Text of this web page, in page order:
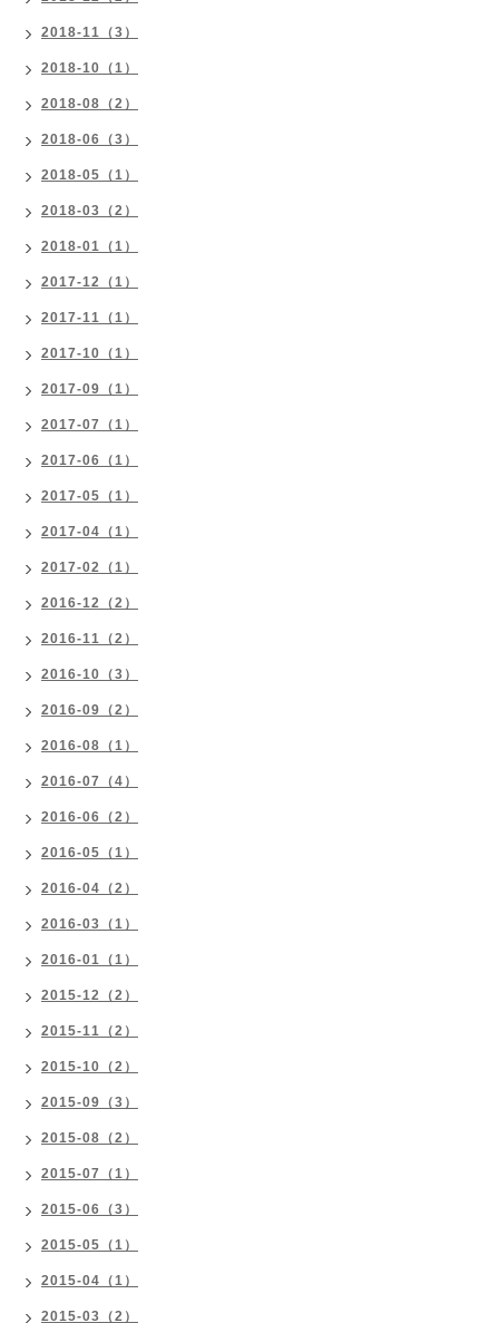
2018-11（3）
2018-10（1）
2018-08（2）
2018-06（3）
2018-05（1）
2018-03（2）
2018-01（1）
2017-12（1）
2017-11（1）
2017-10（1）
2017-09（1）
2017-07（1）
2017-06（1）
2017-05（1）
2017-04（1）
2017-02（1）
2016-12（2）
2016-11（2）
2016-10（3）
2016-09（2）
2016-08（1）
2016-07（4）
2016-06（2）
2016-05（1）
2016-04（2）
2016-03（1）
2016-01（1）
2015-12（2）
2015-11（2）
2015-10（2）
2015-09（3）
2015-08（2）
2015-07（1）
2015-06（3）
2015-05（1）
2015-04（1）
2015-03（2）